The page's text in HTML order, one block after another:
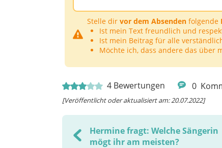
Stelle dir vor dem Absenden folgende
Ist mein Text freundlich und
Ist mein Beitrag für alle
Möchte ich, dass andere das über
4 Bewertungen 0
[Veröffentlicht oder aktualisiert am: 20.07.2022]
Hermine fragt: Welche Sängerin
mögt ihr am meisten?